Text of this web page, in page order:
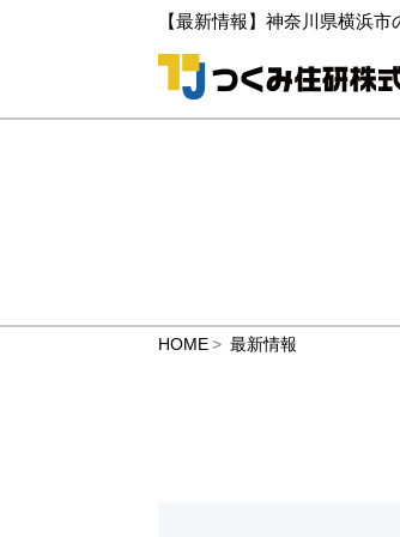
【最新情報】神奈川県横浜
HOME 最新情報